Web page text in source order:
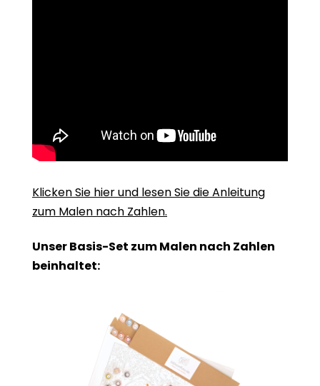
Klicken Sie hier und lesen Sie die Anleitung
zum Malen nach Zahlen.
Unser Basis-Set zum Malen nach Zahlen
beinhaltet: